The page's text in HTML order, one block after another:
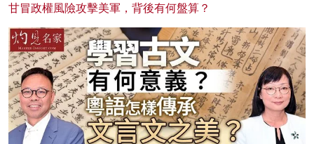
甘冒政權風險攻擊美軍，背後有何盤算？